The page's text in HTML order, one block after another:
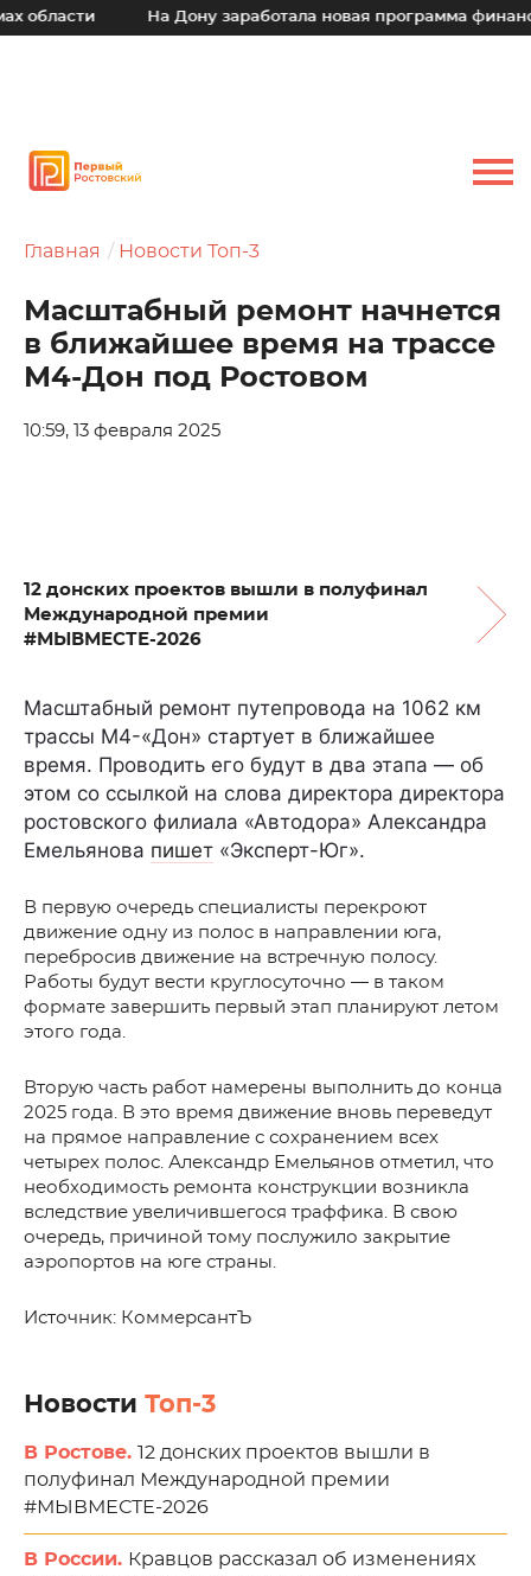
На Дону заработала новая программа
Главная Новости Топ-3
Масштабный ремонт начнется
в ближайшее время на трассе
М4-Дон под Ростовом
10:59, 13 февраля 2025
12 донских проектов вышли в полуфинал
Международной премии
#МЫВМЕСТЕ-2026
Масштабный ремонт путепровода на 1062 км
трассы М4-«Дон» стартует в ближайшее
время. Проводить его будут в два этапа — об
этом со ссылкой на слова директора директора
ростовского филиала «Автодора» Александра
Емельянова пишет «Эксперт-Юг».
В первую очередь специалисты перекроют
движение одну из полос в направлении юга,
перебросив движение на встречную полосу.
Работы будут вести круглосуточно — в таком
формате завершить первый этап планируют летом
этого года.
Вторую часть работ намерены выполнить до конца
2025 года. В это время движение вновь переведут
на прямое направление с сохранением всех
четырех полос. Александр Емельянов отметил, что
необходимость ремонта конструкции возникла
вследствие увеличившегося траффика. В свою
очередь, причиной тому послужило закрытие
аэропортов на юге страны.
Источник: КоммерсантЪ
Новости Топ-3
В Ростове. 12 донских проектов вышли в
полуфинал Международной премии
#МЫВМЕСТЕ-2026
В России. Кравцов рассказал об изменениях